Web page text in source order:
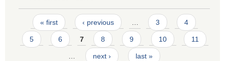
Pages
« first ‹ previous … 3 4
5 6 7 8 9 10 11
… next › last »